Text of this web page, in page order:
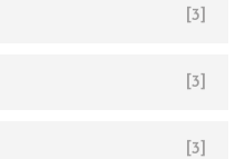
[3]
[3]
[3]